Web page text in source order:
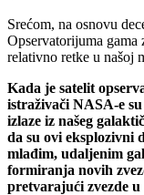
Srećom, na osnovu
Opservatorijuma gama
relativno retke u našoj
Kada je satelit
istraživači NASA-e
izlaze iz našeg
da su ovi eksplozivni
mlađim, udaljenim
formiranja novih
pretvarajući zvezde